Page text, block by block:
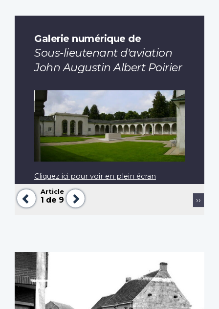
Précédent
Article
1 de 9
Suivant
Galerie numérique de
Sous-lieutenant d'aviation
John Augustin Albert Poirier
Cliquez ici pour voir en plein écran
Pagination
Page
››